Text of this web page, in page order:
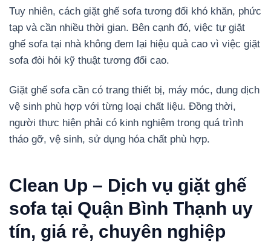
Tuy nhiên, cách giặt ghế sofa tương đối khó khăn, phức
tạp và cần nhiều thời gian. Bên cạnh đó, việc tự giặt
ghế sofa tại nhà không đem lại hiệu quả cao vì việc giặt
sofa đòi hỏi kỹ thuật tương đối cao.
Giặt ghế sofa cần có trang thiết bị, máy móc, dung dịch
vệ sinh phù hợp với từng loại chất liệu. Đồng thời,
người thực hiện phải có kinh nghiệm trong quá trình
tháo gỡ, vệ sinh, sử dụng hóa chất phù hợp.
Clean Up – Dịch vụ giặt ghế
sofa tại Quận Bình Thạnh uy
tín, giá rẻ, chuyên nghiệp